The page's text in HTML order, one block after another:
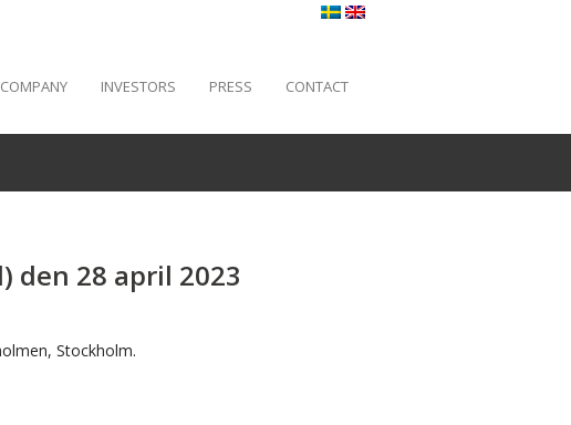
INVESTORS PRESS CONTACT
den 28 april 2023
Stockholm.